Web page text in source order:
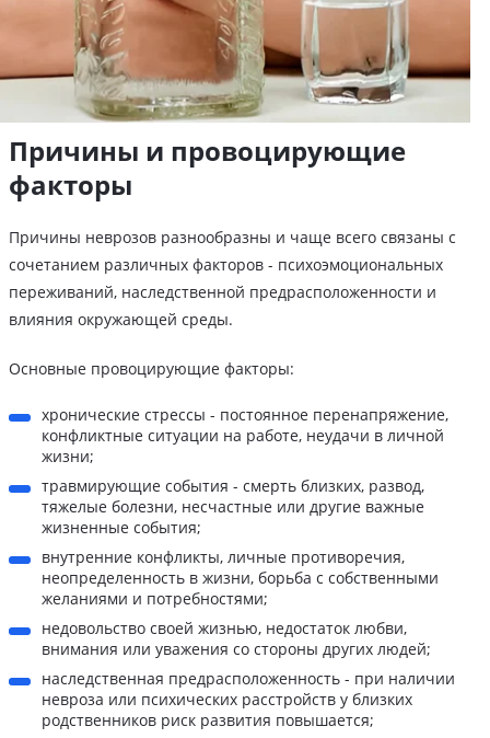
Причины и провоцирующие
факторы
Причины неврозов разнообразны и чаще всего связаны с
сочетанием различных факторов - психоэмоциональных
переживаний, наследственной предрасположенности и
влияния окружающей среды.
Основные провоцирующие факторы:
хронические стрессы - постоянное перенапряжение,
конфликтные ситуации на работе, неудачи в личной
жизни;
травмирующие события - смерть близких, развод,
тяжелые болезни, несчастные или другие важные
жизненные события;
внутренние конфликты, личные противоречия,
неопределенность в жизни, борьба с собственными
желаниями и потребностями;
недовольство своей жизнью, недостаток любви,
внимания или уважения со стороны других людей;
наследственная предрасположенность - при наличии
невроза или психических расстройств у близких
родственников риск развития повышается;